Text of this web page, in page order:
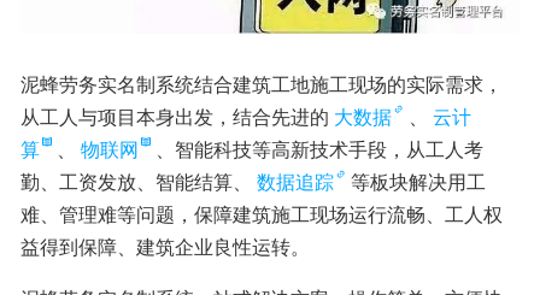
泥蜂劳务实名制系统结合建筑工地施工现场的实际需求，
从工人与项目本身出发，结合先进的 大数据 、
云计
算
、 物联网
、智能科技等高新技术手段，从工人考
勤、工资发放、智能结算、
数据追踪
等板块解决用工
难、管理难等问题，保障建筑施工现场运行流畅、工人权
益得到保障、建筑企业良性运转。